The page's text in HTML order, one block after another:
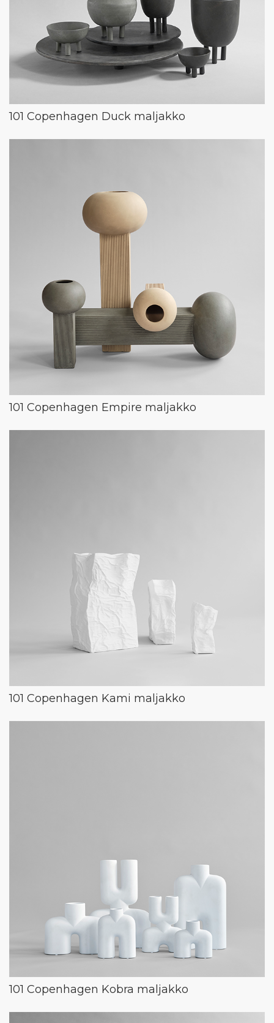
101 Copenhagen Duck maljakko
101 Copenhagen Empire maljakko
101 Copenhagen Kami maljakko
101 Copenhagen Kobra maljakko